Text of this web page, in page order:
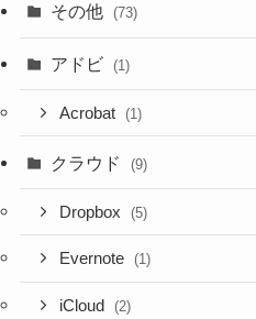
その他 (73)
アドビ (1)
Acrobat (1)
クラウド (9)
Dropbox (5)
Evernote (1)
iCloud (2)